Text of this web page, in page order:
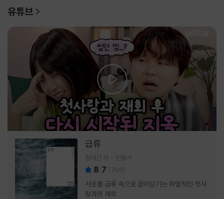
유튜브
급류
정대건 저 민음사
8.7 (700)
서로를 급류 속으로 끌어당기는 파멸적인 첫사
랑과의 재회